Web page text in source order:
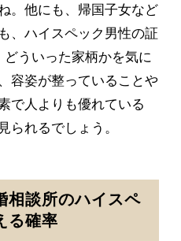
。他にも、帰国子女など
、ハイスペック男性の証
ういった家柄かを気に
容姿が整っていることや
で人よりも優れている
られるでしょう。
相談所のハイスペ
る確率